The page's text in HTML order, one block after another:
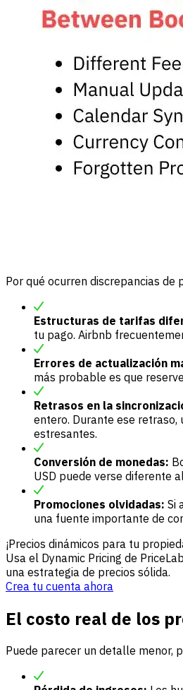
Por qué ocurren discrepancias de
Estructuras de tarifas
tu pago. Airbnb
Errores de actualización
más probable es que
Retrasos en la
entero. Durante ese retraso,
estresantes.
Conversión de monedas:
USD puede verse diferente
Promociones olvidadas: Si
una fuente importante de
¡Precios dinámicos para tu
Usa el Dynamic Pricing de
una estrategia de precios sólida.
Crea tu cuenta ahora
El costo real de los
Puede parecer un detalle menor,